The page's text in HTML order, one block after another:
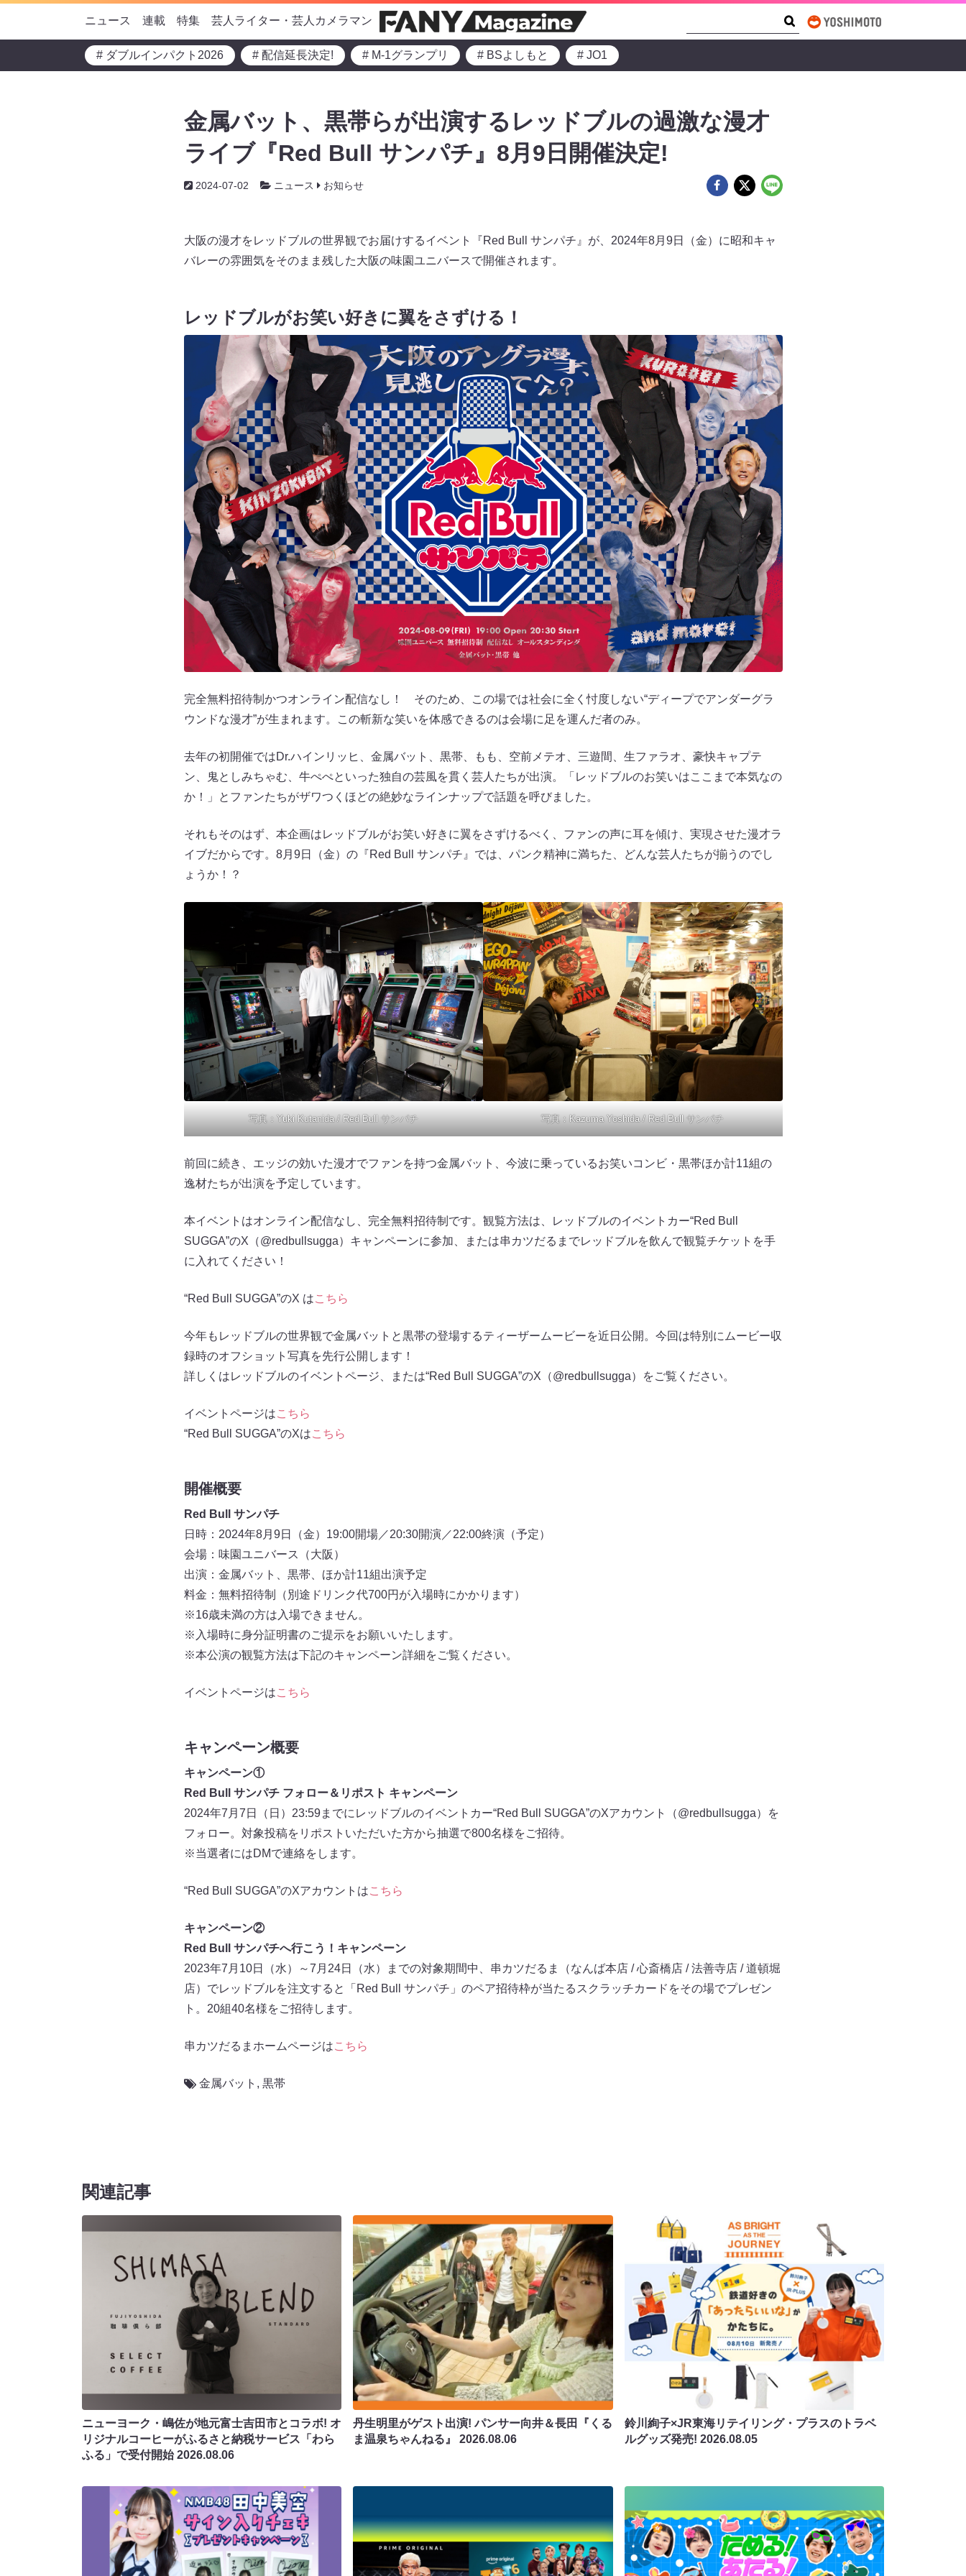
ニュース 連載 特集 芸人ライター・芸人カメラマン
# ダブルインパクト2026 # 配信延長決定! # M-1グランプリ # BSよしもと # JO1
金属バット、黒帯らが出演するレッドブルの過激な漫才
ライブ『Red Bull サンパチ』8月9日開催決定!
2024-07-02 ニュース お知らせ
大阪の漫才をレッドブルの世界観でお届けするイベント『Red Bull サンパチ』が、2024年8月9日（金）に昭和キャ
バレーの雰囲気をそのまま残した大阪の味園ユニバースで開催されます。
レッドブルがお笑い好きに翼をさずける！
完全無料招待制かつオンライン配信なし！ そのため、この場では社会に全く忖度しない“ディープでアンダーグラ
ウンドな漫才”が生まれます。この斬新な笑いを体感できるのは会場に足を運んだ者のみ。
去年の初開催ではDr.ハインリッヒ、金属バット、黒帯、もも、空前メテオ、三遊間、生ファラオ、豪快キャプテ
ン、鬼としみちゃむ、牛ぺぺといった独自の芸風を貫く芸人たちが出演。「レッドブルのお笑いはここまで本気なの
か！」とファンたちがザワつくほどの絶妙なラインナップで話題を呼びました。
それもそのはず、本企画はレッドブルがお笑い好きに翼をさずけるべく、ファンの声に耳を傾け、実現させた漫才ラ
イブだからです。8月9日（金）の『Red Bull サンパチ』では、パンク精神に満ちた、どんな芸人たちが揃うのでし
ょうか！？
写真：Yuki Kutanida / Red Bull サンパチ 写真：Kazuma Yoshida / Red Bull サンパチ
前回に続き、エッジの効いた漫才でファンを持つ金属バット、今波に乗っているお笑いコンビ・黒帯ほか計11組の
逸材たちが出演を予定しています。
本イベントはオンライン配信なし、完全無料招待制です。観覧方法は、レッドブルのイベントカー“Red Bull
SUGGA”のX（@redbullsugga）キャンペーンに参加、または串カツだるまでレッドブルを飲んで観覧チケットを手
に入れてください！
“Red Bull SUGGA”のX はこちら
今年もレッドブルの世界観で金属バットと黒帯の登場するティーザームービーを近日公開。今回は特別にムービー収
録時のオフショット写真を先行公開します！
詳しくはレッドブルのイベントページ、または“Red Bull SUGGA”のX（@redbullsugga）をご覧ください。
イベントページはこちら
“Red Bull SUGGA”のXはこちら
開催概要
Red Bull サンパチ
日時：2024年8月9日（金）19:00開場／20:30開演／22:00終演（予定）
会場：味園ユニバース（大阪）
出演：金属バット、黒帯、ほか計11組出演予定
料金：無料招待制（別途ドリンク代700円が入場時にかかります）
※16歳未満の方は入場できません。
※入場時に身分証明書のご提示をお願いいたします。
※本公演の観覧方法は下記のキャンペーン詳細をご覧ください。
イベントページはこちら
キャンペーン概要
キャンペーン①
Red Bull サンパチ フォロー＆リポスト キャンペーン
2024年7月7日（日）23:59までにレッドブルのイベントカー“Red Bull SUGGA”のXアカウント（@redbullsugga）を
フォロー。対象投稿をリポストいただいた方から抽選で800名様をご招待。
※当選者にはDMで連絡をします。
“Red Bull SUGGA”のXアカウントはこちら
キャンペーン②
Red Bull サンパチへ行こう！キャンペーン
2023年7月10日（水）～7月24日（水）までの対象期間中、串カツだるま（なんば本店 / 心斎橋店 / 法善寺店 / 道頓堀
店）でレッドブルを注文すると「Red Bull サンパチ」のペア招待枠が当たるスクラッチカードをその場でプレゼン
ト。20組40名様をご招待します。
串カツだるまホームページはこちら
金属バット , 黒帯
関連記事
ニューヨーク・嶋佐が地元富士吉田市とコラボ! オ
リジナルコーヒーがふるさと納税サービス「わら
ふる」で受付開始2026.08.06
丹生明里がゲスト出演! パンサー向井＆長田『くる
ま温泉ちゃんねる』2026.08.06
鈴川絢子×JR東海リテイリング・プラスのトラベ
ルグッズ発売! 2026.08.05